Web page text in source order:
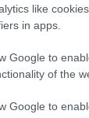
like
in apps.
Google to
of the
Google to
már a
tervezett